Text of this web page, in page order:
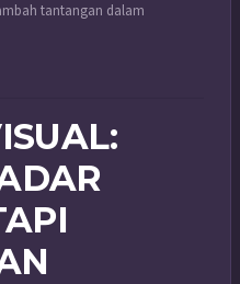
tantangan dalam